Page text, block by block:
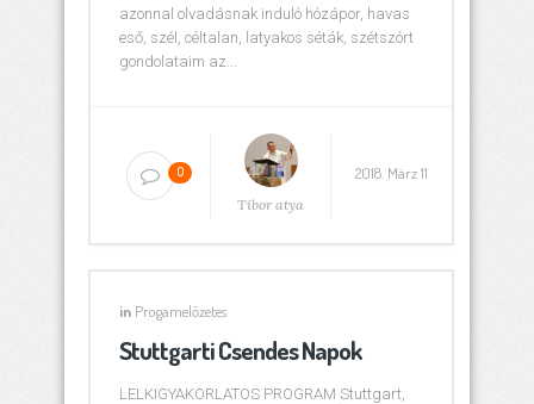
azonnal olvadásnak induló hózápor, havas
eső, szél, céltalan, latyakos séták, szétszórt
gondolataim az...
0
Tibor atya
2018. März 11
in Progamelőzetes
Stuttgarti Csendes Napok
LELKIGYAKORLATOS PROGRAM Stuttgart,